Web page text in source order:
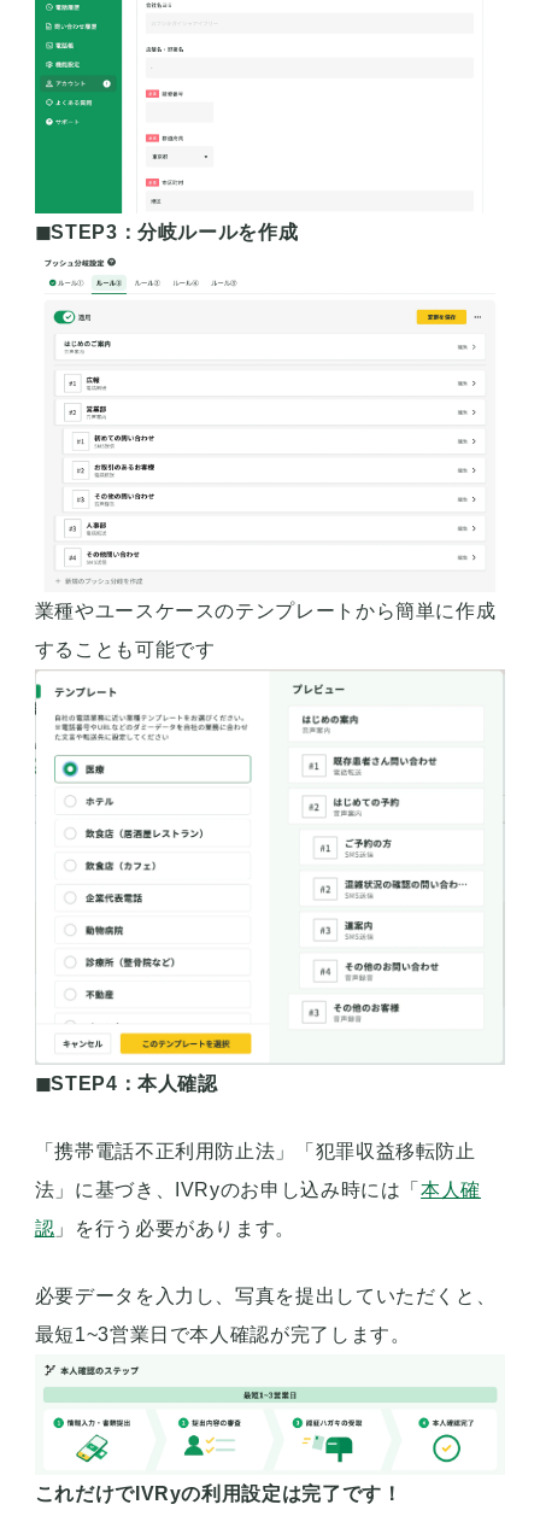
◼︎STEP3：分岐ルールを作成
業種やユースケースのテンプレートから簡単に作成
することも可能です
◼︎STEP4：本人確認
「携帯電話不正利用防止法」「犯罪収益移転防止
法」に基づき、IVRyのお申し込み時には「本人確
認 」を行う必要があります。
必要データを入力し、写真を提出していただくと、
最短1~3営業日で本人確認が完了します。
これだけでIVRyの利用設定は完了です！